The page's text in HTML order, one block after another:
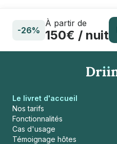
-26%
À partir de
150€ / nuit
Le livret d'accueil
Nos tarifs
Fonctionnalités
Cas d'usage
Témoignage hôtes